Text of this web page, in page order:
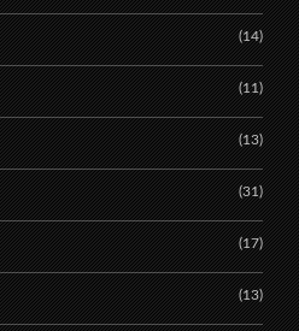
(14)
(11)
(13)
(31)
(17)
(13)